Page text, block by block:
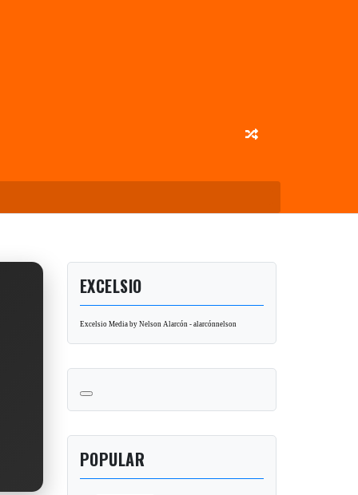
EXCELSIO
Excelsio Media by Nelson Alarcón - alarcónnelson
POPULAR